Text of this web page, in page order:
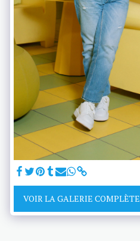
VOIR LA GALERIE COMPLÈTE